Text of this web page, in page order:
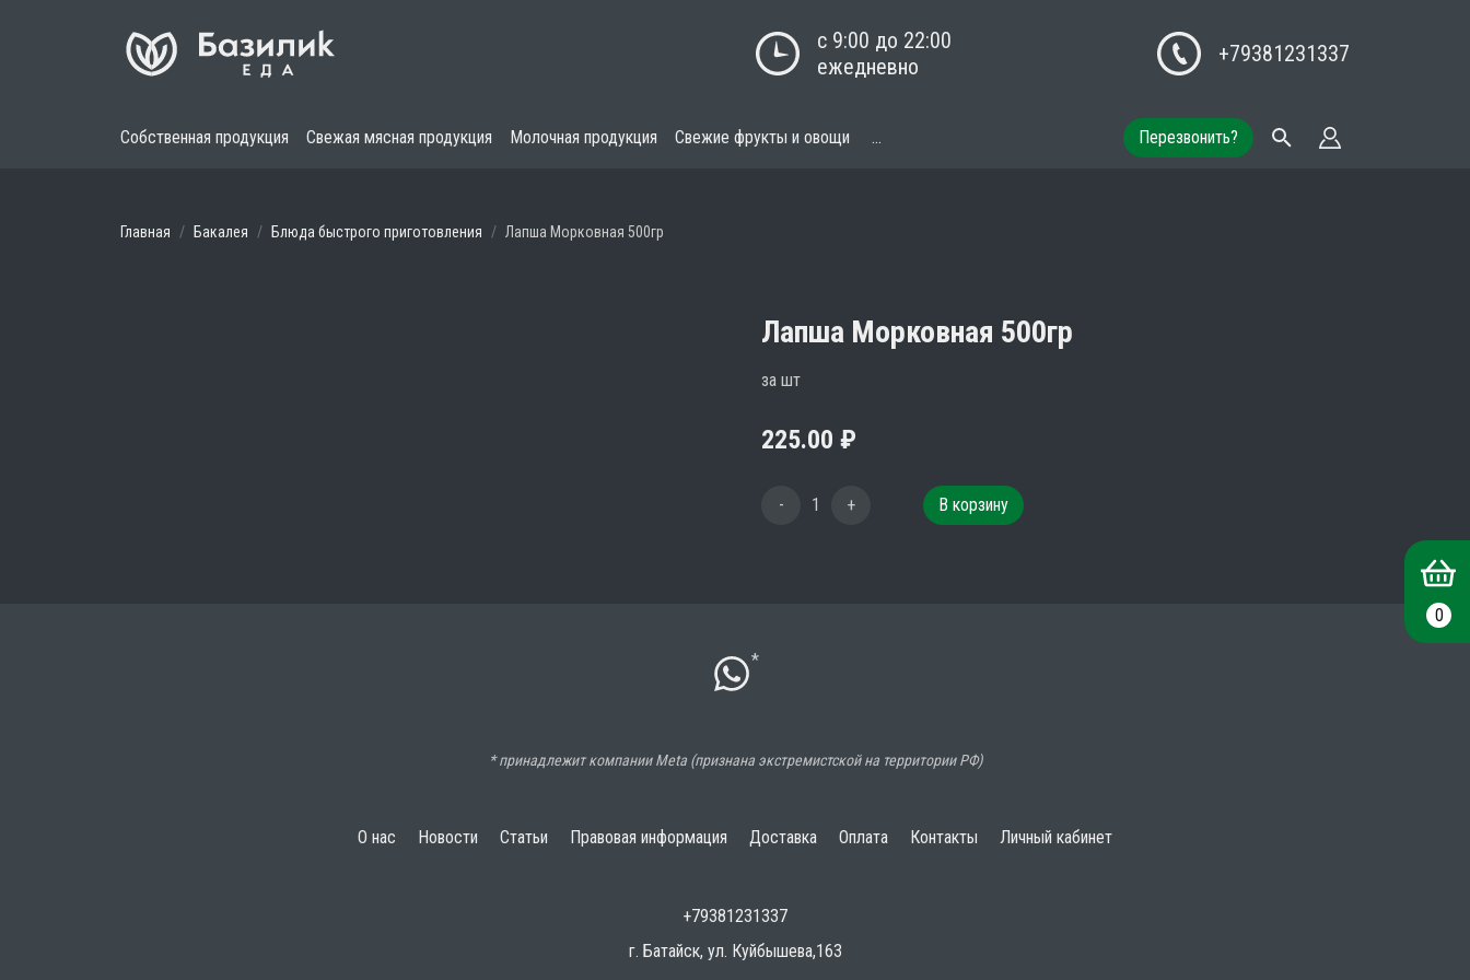
с 9:00 до 22:00
ежедневно
+79381231337
Собственная продукция Свежая мясная продукция Молочная продукция Свежие фрукты и овощи ... Перезвонить?
Главная Бакалея Блюда быстрого приготовления Лапша Морковная 500гр
Лапша Морковная 500гр
за шт
225.00 ₽
- 1 + В корзину
*
* принадлежит компании Meta (признана экстремистской на территории РФ)
О нас Новости Статьи Правовая информация Доставка Оплата Контакты Личный кабинет
+79381231337
г. Батайск, ул. Куйбышева,163
0